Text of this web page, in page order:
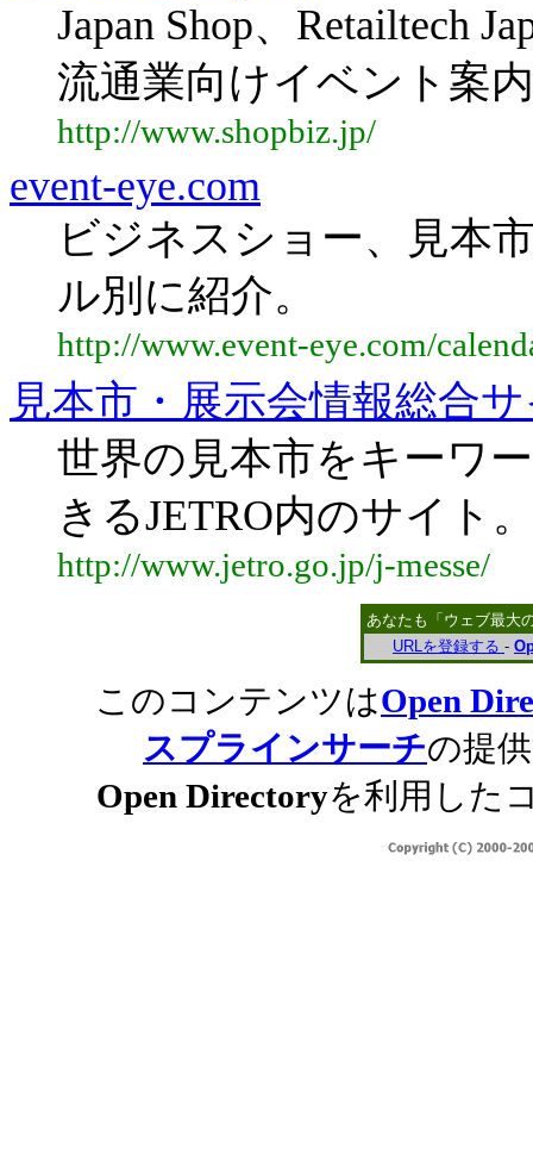
Japan Shop、Retailtech
流通業向けイベント案
http://www.shopbiz.jp/
event-eye.com
ビジネスショー、見本
ル別に紹介。
http://www.event-eye.com/
見本市・展示会情報総合
世界の見本市をキーワ
きるJETRO内のサイト
http://www.jetro.go.jp/j-messe/
あなたも「ウェブ最大
URLを登録する -
このコンテンツはOpen
スプラインサーチの提
Open Directoryを利用した